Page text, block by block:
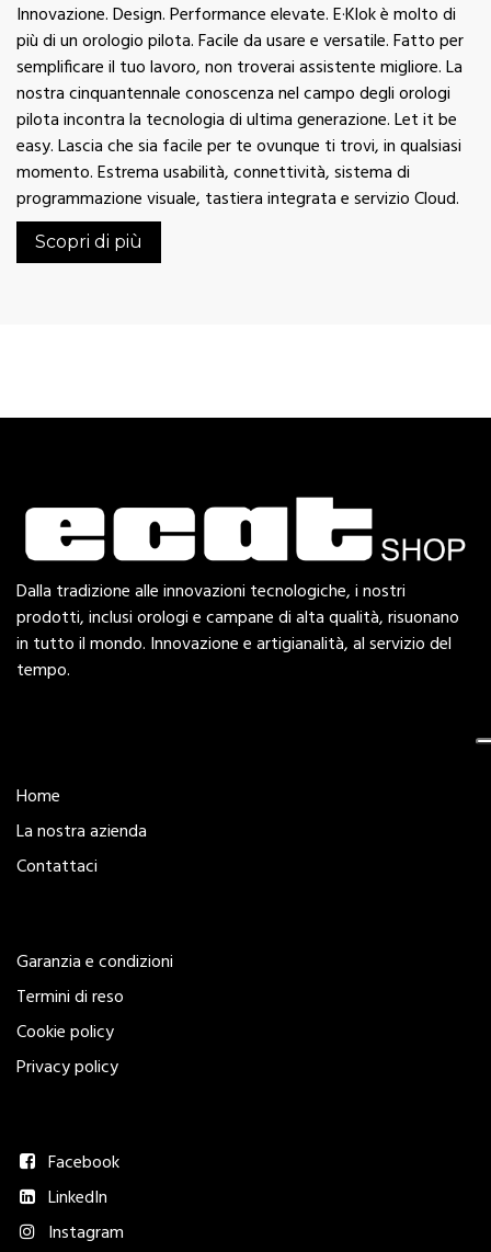
Innovazione. Design. Performance elevate. E·Klok è molto di
più di un orologio pilota. Facile da usare e versatile. Fatto per
semplificare il tuo lavoro, non troverai assistente migliore. La
nostra cinquantennale conoscenza nel campo degli orologi
pilota incontra la tecnologia di ultima generazione. Let it be
easy. Lascia che sia facile per te ovunque ti trovi, in qualsiasi
momento. Estrema usabilità, connettività, sistema di
programmazione visuale, tastiera integrata e servizio Cloud.
Scopri di più
Dalla tradizione alle innovazioni tecnologiche, i nostri
prodotti, inclusi orologi e campane di alta qualità, risuonano
in tutto il mondo. Innovazione e artigianalità, al servizio del
tempo.
Home
La nostra azienda
Contattaci
Garanzia e condizioni
Termini di reso
Cookie policy
Privacy policy
Facebook
LinkedIn
Instagram